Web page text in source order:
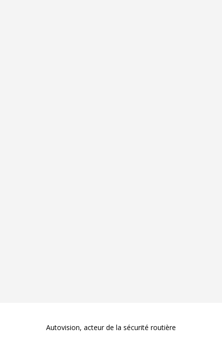
Autovision, acteur de la sécurité routière